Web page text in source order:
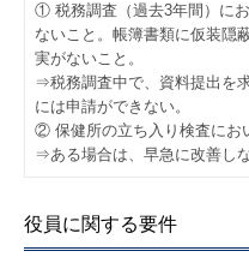
① 税務調査（過去3年間）に
ないこと。帳簿書類に仮装隠
実がないこと。
⇒税務調査中で、資料提出を
には申請ができない。
② 保健所の立ち入り検査にお
⇒ある場合は、早急に改善し
役員に関する要件